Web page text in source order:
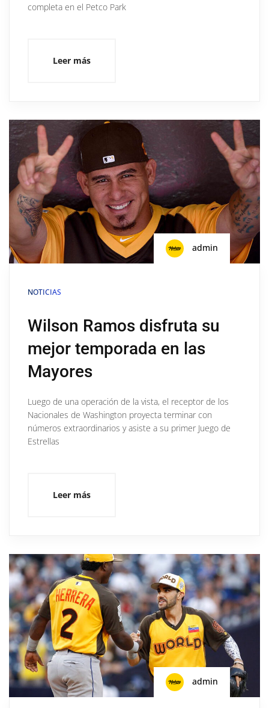
completa en el Petco Park
Leer más
admin
NOTICIAS
Wilson Ramos disfruta su
mejor temporada en las
Mayores
Luego de una operación de la vista, el receptor de los
Nacionales de Washington proyecta terminar con
números extraordinarios y asiste a su primer Juego de
Estrellas
Leer más
admin